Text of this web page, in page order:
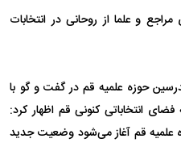
و علما از روحانی در انتخابات
حوزه علمیه قم در گفت و گو با
انتخاباتی کنونی قم اظهار کرد:
حوزه علمیه قم آغاز می‌شود وضعیت جدید